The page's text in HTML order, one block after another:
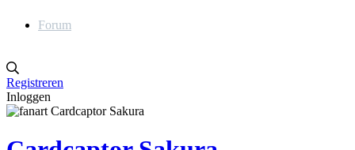
Forum
Registreren
Inloggen